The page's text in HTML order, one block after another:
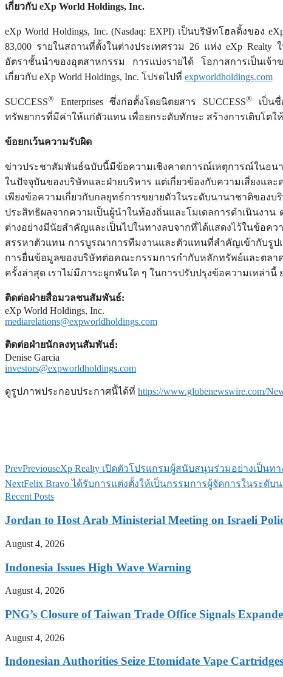
เกี่ยวกับ eXp World Holdings, Inc.
eXp World Holdings, Inc. (Nasdaq: EXPI) เป็นบริษัทโฮลดิ้งของ
83,000 รายในสถานที่ตั้งในต่างประเทศรวม 26 แห่ง eXp
อัตราชั้นนำของอุตสาหกรรม การแบ่งรายได้ โอกาสการเป็นเจ้
เกี่ยวกับ eXp World Holdings, Inc. โปรดไปที่ expworldholdings.com
SUCCESS® Enterprises ซึ่งก่อตั้งโดยนิตยสาร SUCCESS® เป็นชื่
ทรัพยากรที่มีค่าให้แก่ตัวแทน เพื่อยกระดับทักษะ สร้างการเติบโตใ
ข้อยกเว้นความรับผิด
ข่าวประชาสัมพันธ์ฉบับนี้มีข้อความเชิงคาดการณ์เหตุการณ์ในอน
ในปัจจุบันของบริษัทและฝ่ายบริหาร แต่เกี่ยวข้องกับความเสี่ยงแ
เพียงข้อความเกี่ยวกับกลยุทธ์การขยายตัวในระดับนานาชาติข
ประสิทธิผลจากความเป็นผู้นำในท้องถิ่นและโมเดลการดำเนินงา
ต่างอย่างมีนัยสำคัญและเป็นไปในทางลบจากที่ได้แสดงไว้ในข้
สรรหาตัวแทน การบูรณาการทีมงานและตัวแทนที่สำคัญเข้ากับรูป
การยื่นข้อมูลของบริษัทต่อคณะกรรมการกำกับหลักทรัพย์และตลา
ครั้งล่าสุด เราไม่มีภาระผูกพันใด ๆ ในการปรับปรุงข้อความเหล่า
ติดต่อฝ่ายสื่อมวลชนสัมพันธ์:
eXp World Holdings, Inc.
mediarelations@expworldholdings.com
ติดต่อฝ่ายนักลงทุนสัมพันธ์:
Denise Garcia
investors@expworldholdings.com
ดูรูปภาพประกอบประกาศนี้ได้ที่ https://www.globenewswire.com/
PrevPreviouseXp Realty เปิดตัวโปรแกรมผู้สนับสนุนร่วมอย่างเป็น
NextFelix Bravo ได้รับการแต่งตั้งให้เป็นกรรมการผู้จัดการในระดับ
Recent Posts
Jordan to Host Arab Ministerial Meeting on Israeli
August 4, 2026
Indonesia Issues High Wave Warning
August 4, 2026
PNG’s Closure of Taiwan Trade Office Signals
August 4, 2026
Indonesian Authorities Seize Etomidate Vape